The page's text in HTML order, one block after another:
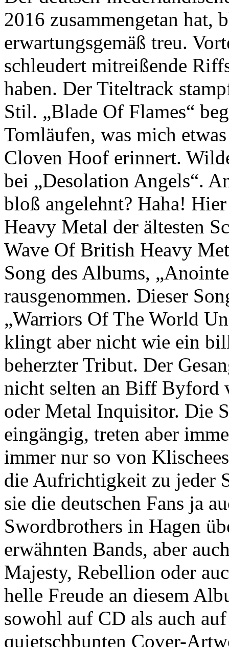
2016 zusammengetan hat,
erwartungsgemäß treu.
schleudert mitreißende
haben. Der Titeltrack
Stil. „Blade Of Flames“
Tomläufen, was mich
Cloven Hoof erinnert.
bei „Desolation Angels“.
bloß angelehnt? Haha!
Heavy Metal der ältesten
Wave Of British Heavy
Song des Albums,
rausgenommen. Dieser
„Warriors Of The World
klingt aber nicht wie ein
beherzter Tribut. Der
nicht selten an Biff Byford
oder Metal Inquisitor. Die
eingängig, treten aber
immer nur so von
die Aufrichtigkeit zu jeder
sie die deutschen Fans ja
Swordbrothers in Hagen
erwähnten Bands, aber
Majesty, Rebellion oder
helle Freude an diesem
sowohl auf CD als auch
quietschbunten Cover-